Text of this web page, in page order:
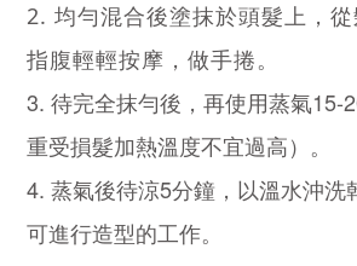
2. 均勻混合後塗抹於頭髮上，
指腹輕輕按摩，做手捲。
3. 待完全抹勻後，再使用蒸氣15-
重受損髮加熱溫度不宜過高）。
4. 蒸氣後待涼5分鐘，以溫水沖洗
可進行造型的工作。